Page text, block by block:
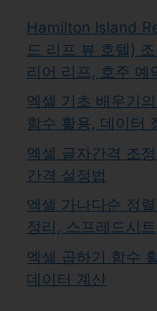
Hamilton Island
드 리프 뷰 호텔)
리어 리프, 호주 예
엑셀 기초 배우기
함수 활용, 데이터
엑셀 글자간격 조
간격 설정법
엑셀 가나다순 정
정리, 스프레드시트
엑셀 곱하기 함수
데이터 계산